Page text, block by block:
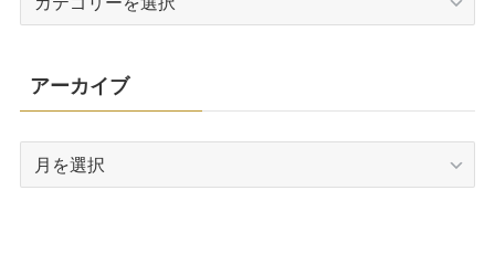
リ
ー
アーカイブ